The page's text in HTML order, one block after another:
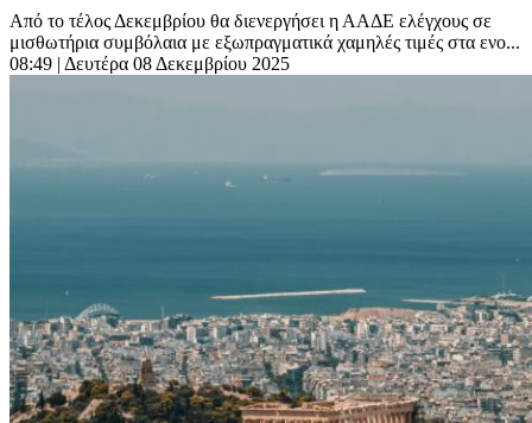
Από το τέλος Δεκεμβρίου θα διενεργήσει η ΑΑΔΕ ελέγχους σε
μισθωτήρια συμβόλαια με εξωπραγματικά χαμηλές τιμές στα ενο...
08:49 | Δευτέρα 08 Δεκεμβρίου 2025